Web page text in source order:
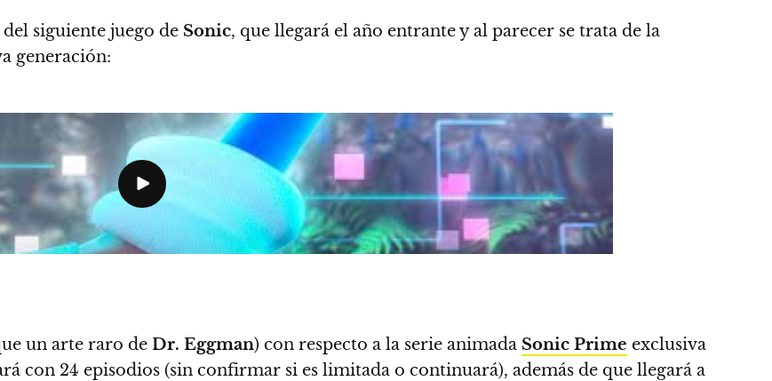
del siguiente juego de Sonic, que llegará el año entrante y al parecer se trata de la
generación:
un arte raro de Dr. Eggman) con respecto a la serie animada Sonic Prime exclusiva
con 24 episodios (sin confirmar si es limitada o continuará), además de que llegará a